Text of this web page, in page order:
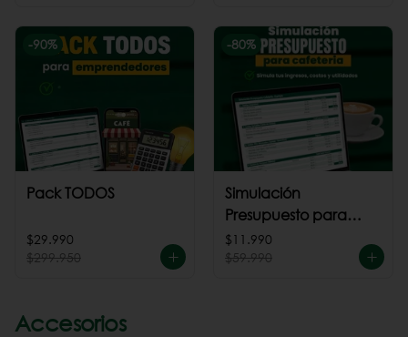
-90%
Pack TODOS
$29.990
$299.950
-80%
Simulación
Presupuesto para
cafeteria
$11.990
$59.990
Accesorios